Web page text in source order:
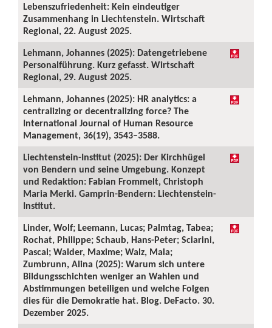
Lebenszufriedenheit: Kein eindeutiger
Zusammenhang in Liechtenstein. Wirtschaft
Regional, 22. August 2025.
Lehmann, Johannes (2025): Datengetriebene
Personalführung. Kurz gefasst. Wirtschaft
Regional, 29. August 2025.
Lehmann, Johannes (2025): HR analytics: a
centralizing or decentralizing force? The
International Journal of Human Resource
Management, 36(19), 3543–3588.
Liechtenstein-Institut (2025): Der Kirchhügel
von Bendern und seine Umgebung. Konzept
und Redaktion: Fabian Frommelt, Christoph
Maria Merki. Gamprin-Bendern: Liechtenstein-
Institut.
Linder, Wolf; Leemann, Lucas; Palmtag, Tabea;
Rochat, Philippe; Schaub, Hans-Peter; Sciarini,
Pascal; Walder, Maxime; Walz, Mala;
Zumbrunn, Alina (2025): Warum sich untere
Bildungsschichten weniger an Wahlen und
Abstimmungen beteiligen und welche Folgen
dies für die Demokratie hat. Blog. DeFacto. 30.
Dezember 2025.